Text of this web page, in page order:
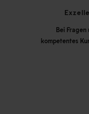
Bei
kompetentes